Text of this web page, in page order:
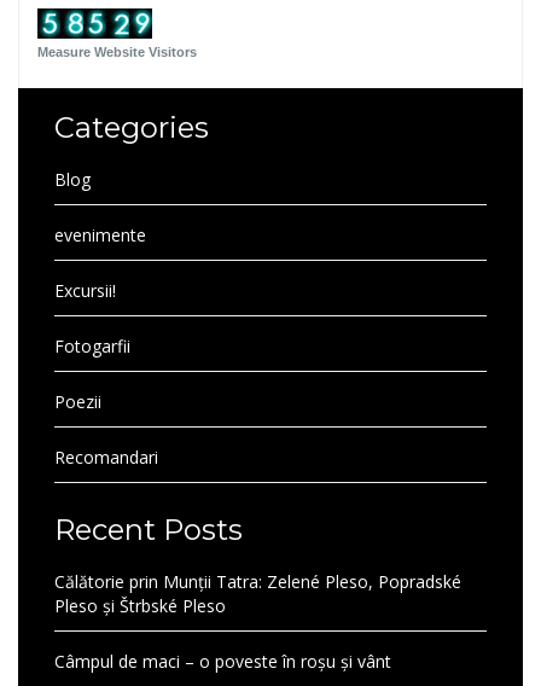
Measure Website Visitors
Categories
Blog
evenimente
Excursii!
Fotogarfii
Poezii
Recomandari
Recent Posts
Călătorie prin Munții Tatra: Zelené Pleso, Popradské
Pleso și Štrbské Pleso
Câmpul de maci – o poveste în roșu și vânt